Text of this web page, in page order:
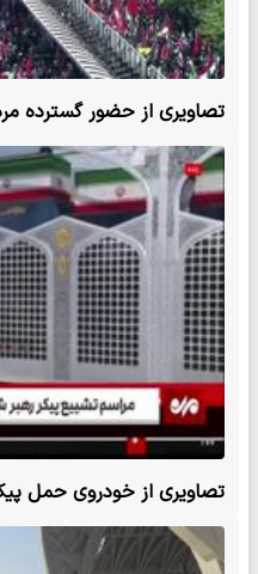
تصاویری از حضور گسترده
تصاویری از خودروی حمل
شهیدشان